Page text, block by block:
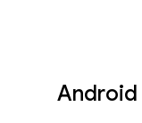
Android